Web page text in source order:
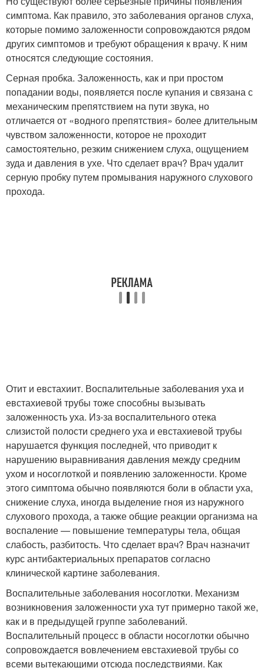
симптома. Как правило, это заболевания органов слуха,
которые помимо заложенности сопровождаются рядом
других симптомов и требуют обращения к врачу. К ним
относятся следующие состояния.
Серная пробка. Заложенность, как и при простом
попадании воды, появляется после купания и связана с
механическим препятствием на пути звука, но
отличается от «водного препятствия» более длительным
чувством заложенности, которое не проходит
самостоятельно, резким снижением слуха, ощущением
зуда и давления в ухе. Что сделает врач? Врач удалит
серную пробку путем промывания наружного слухового
прохода.
Отит и евстахиит. Воспалительные заболевания уха и
евстахиевой трубы тоже способны вызывать
заложенность уха. Из-за воспалительного отека
слизистой полости среднего уха и евстахиевой трубы
нарушается функция последней, что приводит к
нарушению выравнивания давления между средним
ухом и носоглоткой и появлению заложенности. Кроме
этого симптома обычно появляются боли в области уха,
снижение слуха, иногда выделение гноя из наружного
слухового прохода, а также общие реакции организма на
воспаление — повышение температуры тела, общая
слабость, разбитость. Что сделает врач? Врач назначит
курс антибактериальных препаратов согласно
клинической картине заболевания.
Воспалительные заболевания носоглотки. Механизм
возникновения заложенности уха тут примерно такой же,
как и в предыдущей группе заболеваний.
Воспалительный процесс в области носоглотки обычно
сопровождается вовлечением евстахиевой трубы со
всеми вытекающими отсюда последствиями. Как